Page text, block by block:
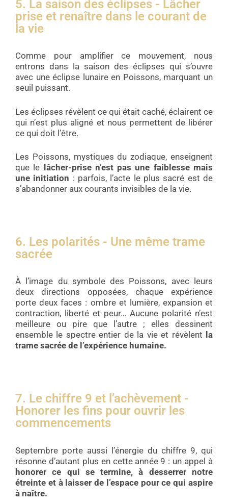
5. La saison des éclipses - Lâcher
prise et renaître dans le courant de
la vie
Comme pour amplifier ce mouvement, nous
entrons dans la saison des éclipses qui s’ouvre
avec une éclipse lunaire en Poissons, marquant un
seuil puissant.
Les éclipses révèlent ce qui était caché, éclairent ce
qui n’est plus aligné et nous permettent de libérer
ce qui doit l’être.
Les Poissons, mystiques du zodiaque, enseignent
que le lâcher-prise n’est pas une faiblesse mais
une initiation : parfois, l’acte le plus sacré est de
s’abandonner aux courants invisibles de la vie.
6. Les polarités - Une même trame
sacrée
À l’image du symbole des Poissons, avec leurs
deux directions opposées, chaque expérience
porte deux faces : ombre et lumière, expansion et
contraction, liberté et peur… Aucune polarité n’est
meilleure ou pire que l’autre ; elles dessinent
ensemble le spectre entier de la vie et révèlent la
trame sacrée de l’expérience humaine.
7. Le chiffre 9 et l’achèvement -
Honorer les fins pour ouvrir les
commencements
Septembre porte aussi l’énergie du chiffre 9, qui
résonne d’autant plus en cette année 9 : un appel à
honorer ce qui se termine, à desserrer notre
étreinte et à laisser de l’espace pour ce qui aspire
à naître.